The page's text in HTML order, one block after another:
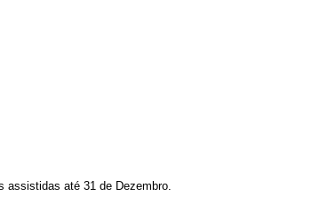
assistidas até 31 de Dezembro.